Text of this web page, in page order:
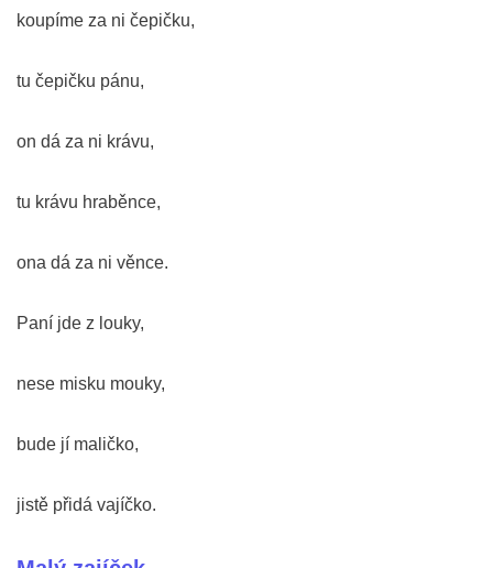
koupíme za ni čepičku,
tu čepičku pánu,
on dá za ni krávu,
tu krávu hraběnce,
ona dá za ni věnce.
Paní jde z louky,
nese misku mouky,
bude jí maličko,
jistě přidá vajíčko.